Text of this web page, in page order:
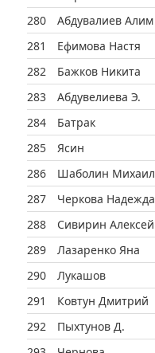
280
Абдувалиев Алим
281
Ефимова Настя
282
Бажков Никита
283
Абдувелиева Э.
284
Батрак
285
Ясин
286
Шаболин Михаил
287
Черкова Надежда
288
Сивирин Алексей
289
Лазаренко Яна
290
Лукашов
291
Ковтун Дмитрий
292
Пыхтунов Д.